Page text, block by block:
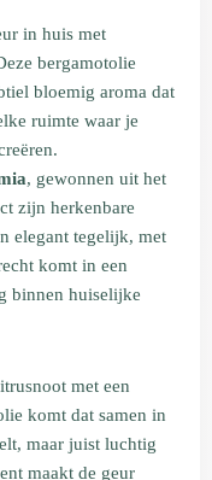
in huis met
bergamotolie
bloemig aroma dat
ruimte waar je
, gewonnen uit het
zijn herkenbare
elegant tegelijk, met
komt in een
binnen huiselijke
met een
komt dat samen in
maar juist luchtig
maakt de geur